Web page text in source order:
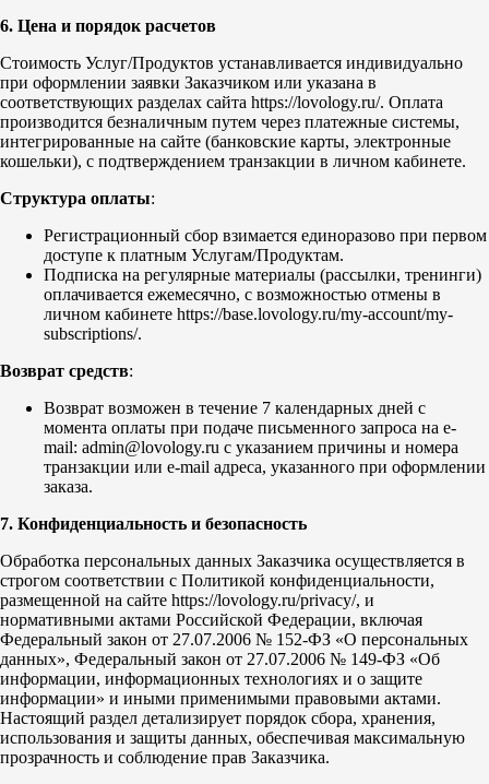
6. Цена и порядок расчетов
Стоимость Услуг/Продуктов устанавливается индивидуально
при оформлении заявки Заказчиком или указана в
соответствующих разделах сайта https://lovology.ru/. Оплата
производится безналичным путем через платежные системы,
интегрированные на сайте (банковские карты, электронные
кошельки), с подтверждением транзакции в личном кабинете.
Структура оплаты:
Регистрационный сбор взимается единоразово при первом
доступе к платным Услугам/Продуктам.
Подписка на регулярные материалы (рассылки, тренинги)
оплачивается ежемесячно, с возможностью отмены в
личном кабинете https://base.lovology.ru/my-account/my-
subscriptions/.
Возврат средств:
Возврат возможен в течение 7 календарных дней с
момента оплаты при подаче письменного запроса на e-
mail: admin@lovology.ru с указанием причины и номера
транзакции или e-mail адреса, указанного при оформлении
заказа.
7. Конфиденциальность и безопасность
Обработка персональных данных Заказчика осуществляется в
строгом соответствии с Политикой конфиденциальности,
размещенной на сайте https://lovology.ru/privacy/, и
нормативными актами Российской Федерации, включая
Федеральный закон от 27.07.2006 № 152-ФЗ «О персональных
данных», Федеральный закон от 27.07.2006 № 149-ФЗ «Об
информации, информационных технологиях и о защите
информации» и иными применимыми правовыми актами.
Настоящий раздел детализирует порядок сбора, хранения,
использования и защиты данных, обеспечивая максимальную
прозрачность и соблюдение прав Заказчика.